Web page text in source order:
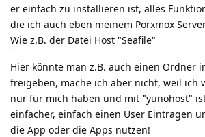
er einfach zu installieren ist, alles
die ich auch eben meinem Porxmox
Wie z.B. der Datei Host "Seafile"
Hier könnte man z.B. auch einen Ordner
freigeben, mache ich aber nicht, weil ich
nur für mich haben und mit "yunohost"
einfacher, einfach einen User Eintragen
die App oder die Apps nutzen!